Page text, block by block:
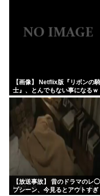
【画像】 Netflix版『リボンの騎
士』、とんでもない事になるｗ
ｗｗｗｗ
【放送事故】 昔のドラマのレ◯
プシーン、今見るとアウトすぎ